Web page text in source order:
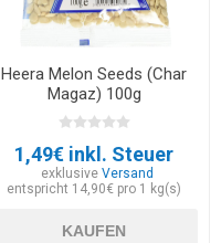
Heera Melon Seeds (Char
Magaz) 100g
1,49€ inkl. Steuer
exklusive Versand
entspricht 14,90€ pro 1 kg(s)
KAUFEN